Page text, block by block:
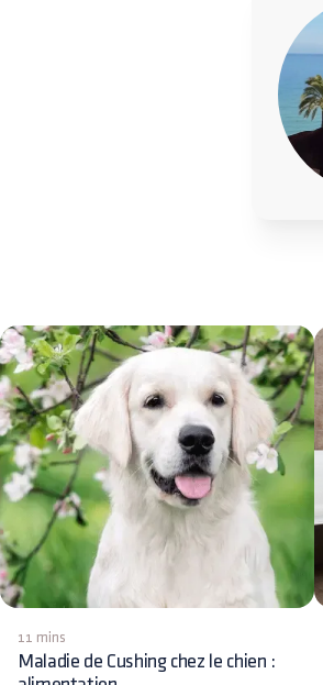
11 mins
Maladie de Cushing chez le chien :